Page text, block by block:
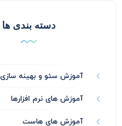
دسته بندی ها
آموزش سئو و بهینه سازی
آموزش های نرم افزارها
آموزش های هاست